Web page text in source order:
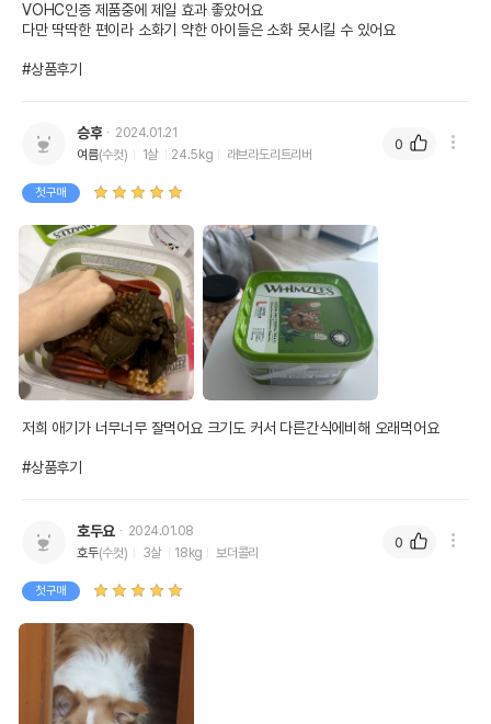
VOHC인증 제품중에 제일 효과 좋았어요
다만 딱딱한 편이라 소화기 약한 아이들은 소화 못시킬 수 있어요
#상품후기
승후
2024.01.21
여름(수컷) 1살 24.5kg 래브라도리트리버
첫구매
저희 애기가 너무너무 잘먹어요 크기도 커서 다른간식에비해 오래먹어요
#상품후기
0
호두요
2024.01.08
호두(수컷) 3살 18kg 보더콜리
첫구매
0